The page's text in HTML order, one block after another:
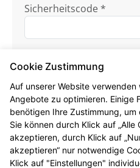
Sicherheitscode *
Ich habe die
Kenntnis genommen.
Formular jetzt
Cookie Zustimmung
Auf unserer Website
Angebote zu optimieren. Einige
benötigen Ihre Zustimmung,
Sie können durch Klick auf „Alle
akzeptieren, durch Klick auf
akzeptieren“ nur notwendige
Klick auf "Einstellungen"